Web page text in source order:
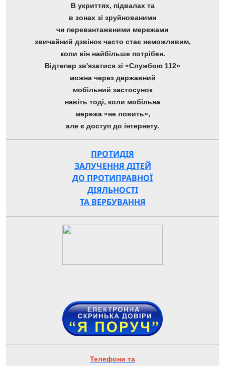
В укриттях, підвалах та
в зонах зі зруйнованими
чи перевантаженими мережами
звичайний дзвінок часто стає неможливим,
коли він найбільше потрібен.
Відтепер зв'язатися зі «Службою 112»
можна через державний
мобільний застосунок
навіть тоді, коли мобільна
мережа «не ловить»,
але є доступ до інтернету.
ПРОТИДІЯ
ЗАЛУЧЕННЯ ДІТЕЙ
ДО ПРОТИПРАВНОЇ
ДІЯЛЬНОСТІ
ТА ВЕРБУВАННЯ
Телефони та